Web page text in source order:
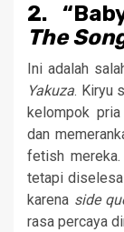
2.
The
Ini adalah
Yakuza. Kiryu
kelompok
dan
fetish
tetapi
karena side
rasa percaya